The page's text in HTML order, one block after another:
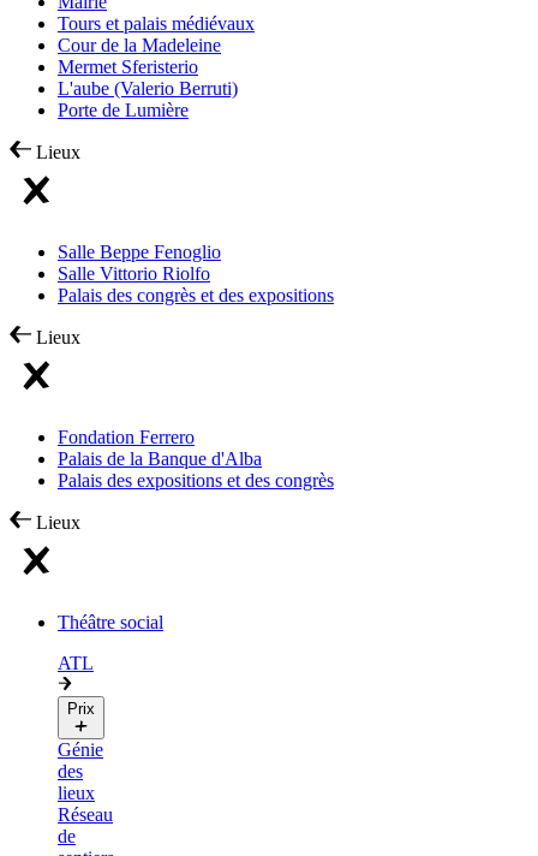
Tours et palais médiévaux
Cour de la Madeleine
Mermet Sferisterio
L'aube (Valerio Berruti)
Porte de Lumière
Lieux
Salle Beppe Fenoglio
Salle Vittorio Riolfo
Palais des congrès et des expositions
Lieux
Fondation Ferrero
Palais de la Banque d'Alba
Palais des expositions et des congrès
Lieux
Théâtre social
ATL
Prix
Génie
des
lieux
Réseau
de